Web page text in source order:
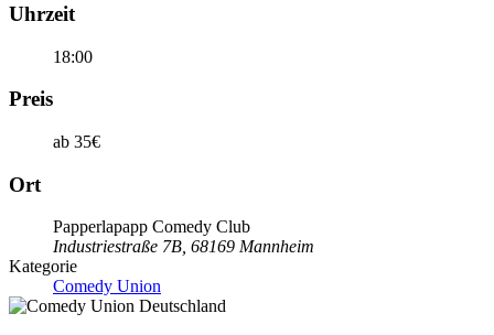
Uhrzeit
18:00
Preis
ab 35€
Ort
Papperlapapp Comedy Club
Industriestraße 7B, 68169 Mannheim
Kategorie
Comedy Union